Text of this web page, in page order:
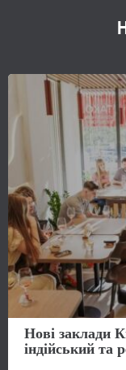
Нові заклади
індійський та